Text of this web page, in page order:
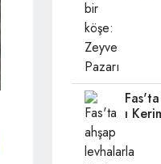
ı